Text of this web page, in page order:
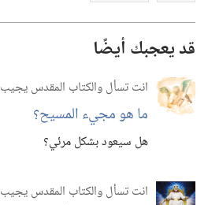
قد يعجبك أيضًا
انت تسأل والكتاب المقدس يجيب
ما هو مجيء المسيح؟‏
هل سيعود بشكل مرئي؟‏
انت تسأل والكتاب المقدس يجيب